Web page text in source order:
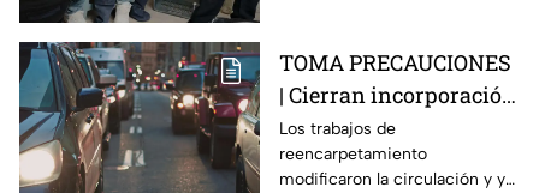
TOMA PRECAUCIONES
| Cierran incorporación
hacia la carretera 57;
esta es la zona afectada
Los trabajos de
reencarpetamiento
modificaron la circulación y ya